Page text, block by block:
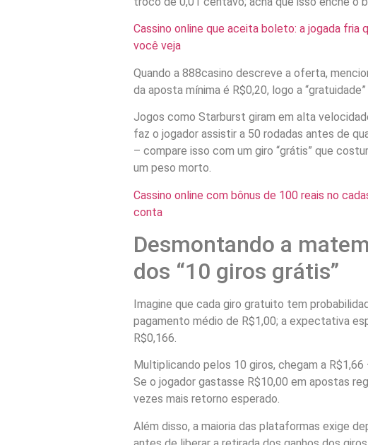
Cassino online que aceita boleto: a jogada fria
você veja
Quando a 888casino descreve a oferta,
da aposta mínima é R$0,20, logo a
Jogos como Starburst giram em alta
faz o jogador assistir a 50 rodadas antes de
– compare isso com um giro “grátis” que
um peso morto.
Cassino online com bônus de 100 reais no
conta
Desmontando a
dos “10 giros grátis”
Imagine que cada giro gratuito tem
pagamento médio de R$1,00; a expectativa
R$0,166.
Multiplicando pelos 10 giros, chegam a
Se o jogador gastasse R$10,00 em apostas
vezes mais retorno esperado.
Além disso, a maioria das plataformas exige